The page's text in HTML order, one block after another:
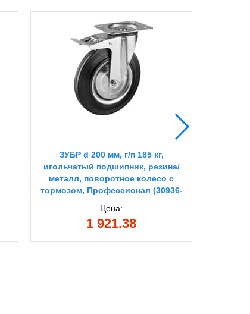
ЗУБР d 200 мм, г/п 185 кг,
игольчатый подшипник, резина/
металл, поворотное колесо c
тормозом, Профессионал (30936-
Цена:
1 921.38